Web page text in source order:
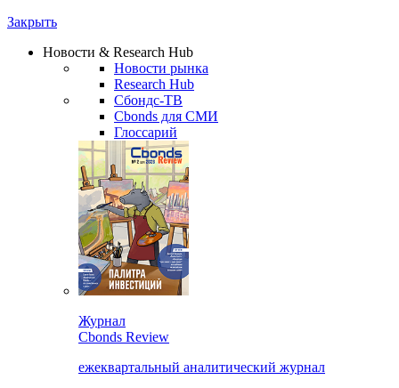
Закрыть
Новости & Research Hub
Новости рынка
Research Hub
Сбондс-ТВ
Cbonds для СМИ
Глоссарий
Журнал
Cbonds Review
ежеквартальный аналитический журнал